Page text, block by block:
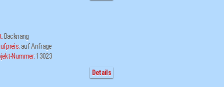
Backnang
auf Anfrage
Nummer:13023
Details